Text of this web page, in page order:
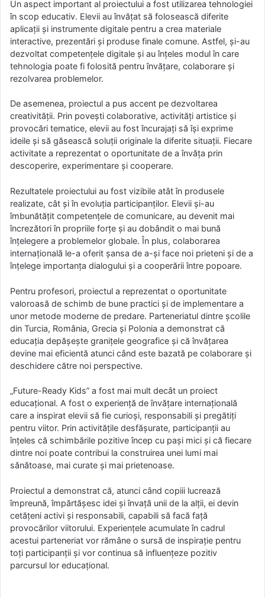
Un aspect important al proiectului a fost utilizarea tehnologiei
în scop educativ. Elevii au învățat să folosească diferite
aplicații și instrumente digitale pentru a crea materiale
interactive, prezentări și produse finale comune. Astfel, și-au
dezvoltat competențele digitale și au înțeles modul în care
tehnologia poate fi folosită pentru învățare, colaborare și
rezolvarea problemelor.
De asemenea, proiectul a pus accent pe dezvoltarea
creativității. Prin povești colaborative, activități artistice și
provocări tematice, elevii au fost încurajați să își exprime
ideile și să găsească soluții originale la diferite situații. Fiecare
activitate a reprezentat o oportunitate de a învăța prin
descoperire, experimentare și cooperare.
Rezultatele proiectului au fost vizibile atât în produsele
realizate, cât și în evoluția participanților. Elevii și-au
îmbunătățit competențele de comunicare, au devenit mai
încrezători în propriile forțe și au dobândit o mai bună
înțelegere a problemelor globale. În plus, colaborarea
internațională le-a oferit șansa de a-și face noi prieteni și de a
înțelege importanța dialogului și a cooperării între popoare.
Pentru profesori, proiectul a reprezentat o oportunitate
valoroasă de schimb de bune practici și de implementare a
unor metode moderne de predare. Parteneriatul dintre școlile
din Turcia, România, Grecia și Polonia a demonstrat că
educația depășește granițele geografice și că învățarea
devine mai eficientă atunci când este bazată pe colaborare și
deschidere către noi perspective.
„Future-Ready Kids” a fost mai mult decât un proiect
educațional. A fost o experiență de învățare internațională
care a inspirat elevii să fie curioși, responsabili și pregătiți
pentru viitor. Prin activitățile desfășurate, participanții au
înțeles că schimbările pozitive încep cu pași mici și că fiecare
dintre noi poate contribui la construirea unei lumi mai
sănătoase, mai curate și mai prietenoase.
Proiectul a demonstrat că, atunci când copiii lucrează
împreună, împărtășesc idei și învață unii de la alții, ei devin
cetățeni activi și responsabili, capabili să facă față
provocărilor viitorului. Experiențele acumulate în cadrul
acestui parteneriat vor rămâne o sursă de inspirație pentru
toți participanții și vor continua să influențeze pozitiv
parcursul lor educațional.